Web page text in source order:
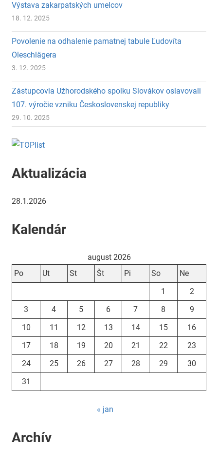
Výstava zakarpatských umelcov
18. 12. 2025
Povolenie na odhalenie pamatnej tabule Ľudovíta
Oleschlägera
3. 12. 2025
Zástupcovia Užhorodského spolku Slovákov oslavovali
107. výročie vzniku Československej republiky
29. 10. 2025
Aktualizácia
28.1.2026
Kalendár
august 2026
Po
Ut St Št Pi So
Ne
1
2
3
4 5 6 7 8
9
10
11 12 13 14 15
16
17
18 19 20 21 22
23
24
25 26 27 28 29
30
31
« jan
Archív